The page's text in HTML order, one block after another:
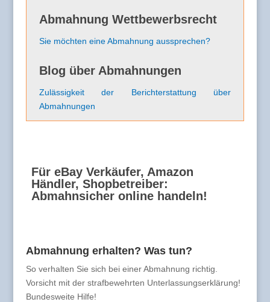
Abmahnung Wettbewerbsrecht
Sie möchten eine Abmahnung aussprechen?
Blog über Abmahnungen
Zulässigkeit der Berichterstattung über
Abmahnungen
Für eBay Verkäufer, Amazon
Händler, Shopbetreiber:
Abmahnsicher online handeln!
Abmahnung erhalten? Was tun?
So verhalten Sie sich bei einer Abmahnung richtig.
Vorsicht mit der strafbewehrten Unterlassungserklärung!
Bundesweite Hilfe!